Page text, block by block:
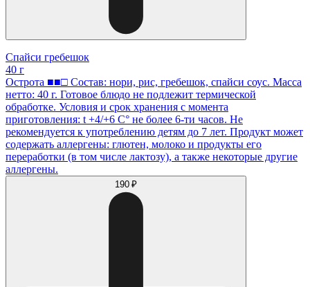
Спайси гребешок
40 г
Острота ■■□ Состав: нори, рис, гребешок, спайси соус. Масса
нетто: 40 г. Готовое блюдо не подлежит термической
обработке. Условия и срок хранения с момента
приготовления: t +4/+6 С° не более 6-ти часов. Не
рекомендуется к употреблению детям до 7 лет. Продукт может
содержать аллергены: глютен, молоко и продукты его
переработки (в том числе лактозу), а также некоторые другие
аллергены.
190 ₽